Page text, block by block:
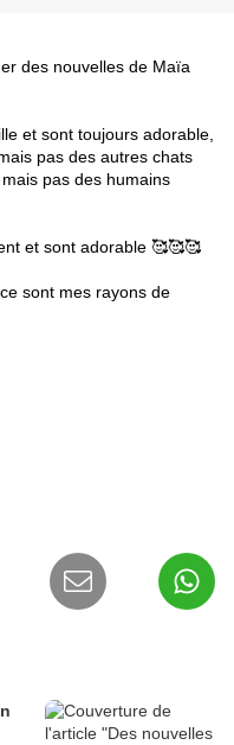
des nouvelles de Maïa
et sont toujours adorable,
pas des autres chats
pas des humains
et sont adorable 🥰🥰🥰
sont mes rayons de